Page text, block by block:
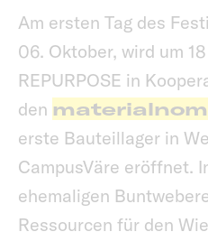
Am ersten Tag des
06. Oktober, wird um
REPURPOSE in
den
erste Bauteillager in
CampusVäre eröffnet.
ehemaligen
Ressourcen für den